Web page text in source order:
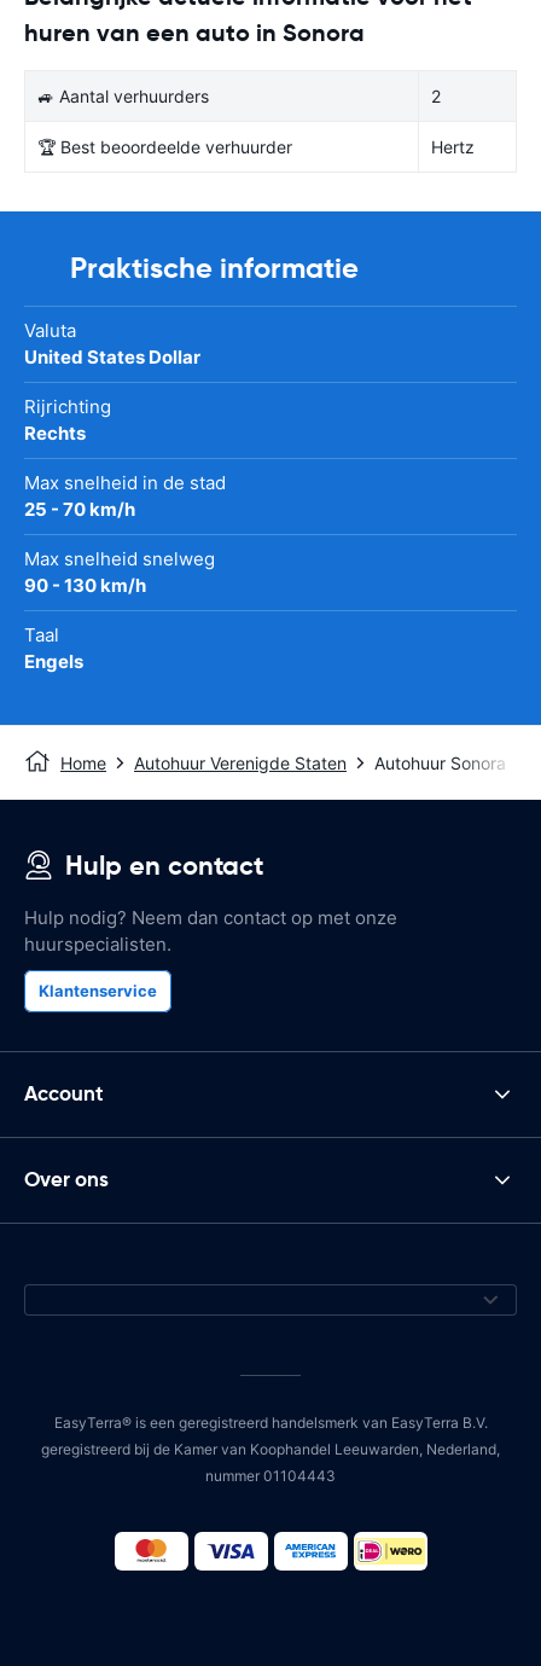
huren van een auto in Sonora
🚙 Aantal verhuurders 2
🏆 Best beoordeelde verhuurder Hertz
Praktische informatie
Valuta
United States Dollar
Rijrichting
Rechts
Max snelheid in de stad
25 - 70 km/h
Max snelheid snelweg
90 - 130 km/h
Taal
Engels
Home Autohuur Verenigde Staten Autohuur Sonora
Hulp en contact
Hulp nodig? Neem dan contact op met onze
huurspecialisten.
Klantenservice
Account
Over ons
EasyTerra® is een geregistreerd handelsmerk van EasyTerra B.V.
geregistreerd bij de Kamer van Koophandel Leeuwarden, Nederland,
nummer 01104443